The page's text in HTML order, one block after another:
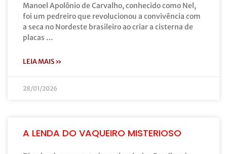
Manoel Apolônio de Carvalho, conhecido como Nel,
foi um pedreiro que revolucionou a convivência com
a seca no Nordeste brasileiro ao criar a cisterna de
placas …
LEIA MAIS »
28/01/2026
A LENDA DO VAQUEIRO MISTERIOSO